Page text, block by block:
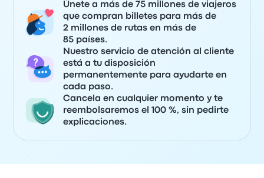
Únete a más de 75 millones de viajeros
que compran billetes para más de
2 millones de rutas en más de
85 países.
Nuestro servicio de atención al cliente
está a tu disposición
permanentemente para ayudarte en
cada paso.
Cancela en cualquier momento y te
reembolsaremos el 100 %, sin pedirte
explicaciones.